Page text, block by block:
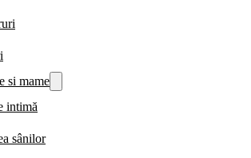
si mame
intimă
sânilor